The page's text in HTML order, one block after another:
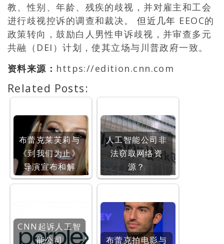
教、性别、年龄、残疾的歧视，并对雇主和工会
进行歧视控诉的调查和裁决。但近几年 EEOC的
政策转向，鼓励白人男性申诉歧视，并审查多元
共融（DEI）计划，使其立场与川普政府一致。
资料来源： https://edition.cnn.com
Related Posts:
布蕾克莱芙莉与
《到我们为止》
导演宣布和解
人工智能公司非
法窃取网络资
源？
CNN起诉人工智
能公司
布蕾克拍电影与